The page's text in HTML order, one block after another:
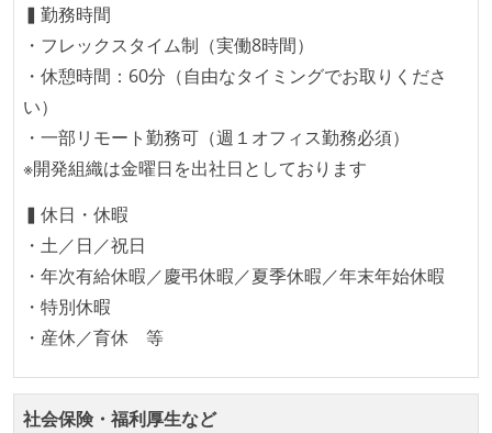
開発メンバーの裁量
OS やエディタ、IDE といった個人の環境は、各自の責
企画を決定する場に、実装を担当する開発メンバーが
参加している
となって行う
全体のスケジュール管理は、途中の成果を随時確認し
ながら、納期または盛り込む機能を柔軟に調整する形
で行う
プロダクトの開発言語やフレームワークなど主要な構
成技術は、基本的に最新版より1年以上ビハインドし
ていない
▍勤務時間
・フレックスタイム制（実働8時間）
・休憩時間：60分（自由なタイミングでお取りくださ
い）
・一部リモート勤務可（週１オフィス勤務必須）
※開発組織は金曜日を出社日としております
▍休日・休暇
・土／日／祝日
・年次有給休暇／慶弔休暇／夏季休暇／年末年始休暇
・特別休暇
・産休／育休 等
社会保険・福利厚生など